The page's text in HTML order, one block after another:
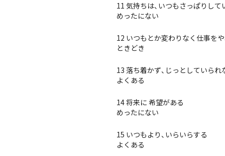
11 気持ちは、いつもさっぱりして
めったにない
12 いつもとか変わりなく仕事を
ときどき
13 落ち着かず、じっとしていられ
よくある
14 将来に 希望がある
めったにない
15 いつもより、いらいらする
よくある